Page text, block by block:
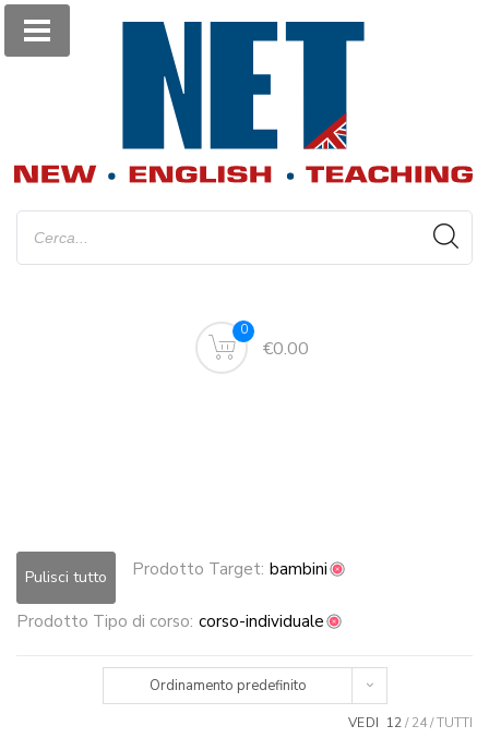
0
€0.00
Pulisci tutto Prodotto Target: bambini
Prodotto Tipo di corso: corso-individuale
Ordinamento predefinito
VEDI 12 24 TUTTI